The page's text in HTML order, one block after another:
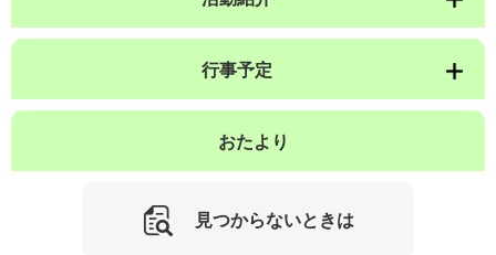
行事予定
おたより
見つからないときは